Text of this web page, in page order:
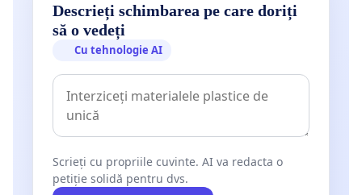
Descrieți schimbarea pe care doriți
să o vedeți
Cu tehnologie AI
Scrieți cu propriile cuvinte. AI va redacta o
petiție solidă pentru dvs.